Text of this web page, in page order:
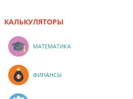
КАЛЬКУЛЯТОРЫ
МАТЕМАТИКА
ФИНАНСЫ